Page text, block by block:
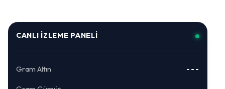
CANLI İZLEME PANELI
Gram Altın ---